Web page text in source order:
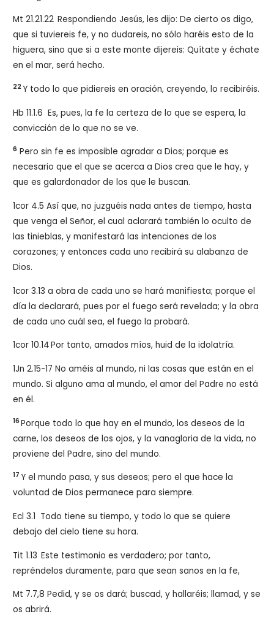
Mt 21.21.22 Respondiendo Jesús, les dijo: De cierto os digo,
que si tuviereis fe, y no dudareis, no sólo haréis esto de la
higuera, sino que si a este monte dijereis: Quítate y échate
en el mar, será hecho.
22Y todo lo que pidiereis en oración, creyendo, lo recibiréis.
Hb 11.1.6 Es, pues, la fe la certeza de lo que se espera, la
convicción de lo que no se ve.
6Pero sin fe es imposible agradar a Dios; porque es
necesario que el que se acerca a Dios crea que le hay, y
que es galardonador de los que le buscan.
1cor 4.5 Así que, no juzguéis nada antes de tiempo, hasta
que venga el Señor, el cual aclarará también lo oculto de
las tinieblas, y manifestará las intenciones de los
corazones; y entonces cada uno recibirá su alabanza de
Dios.
1cor 3.13 a obra de cada uno se hará manifiesta; porque el
día la declarará, pues por el fuego será revelada; y la obra
de cada uno cuál sea, el fuego la probará.
1cor 10.14Por tanto, amados míos, huid de la idolatría.
1Jn 2.15-17 No améis al mundo, ni las cosas que están en el
mundo. Si alguno ama al mundo, el amor del Padre no está
en él.
16Porque todo lo que hay en el mundo, los deseos de la
carne, los deseos de los ojos, y la vanagloria de la vida, no
proviene del Padre, sino del mundo.
17Y el mundo pasa, y sus deseos; pero el que hace la
voluntad de Dios permanece para siempre.
Ecl 3.1 Todo tiene su tiempo, y todo lo que se quiere
debajo del cielo tiene su hora.
Tit 1.13 Este testimonio es verdadero; por tanto,
repréndelos duramente, para que sean sanos en la fe,
Mt 7.7,8 Pedid, y se os dará; buscad, y hallaréis; llamad, y se
os abrirá.